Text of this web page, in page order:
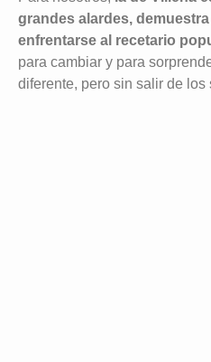
grandes alardes,
enfrentarse al recetario
para cambiar y para
diferente, pero sin salir de los